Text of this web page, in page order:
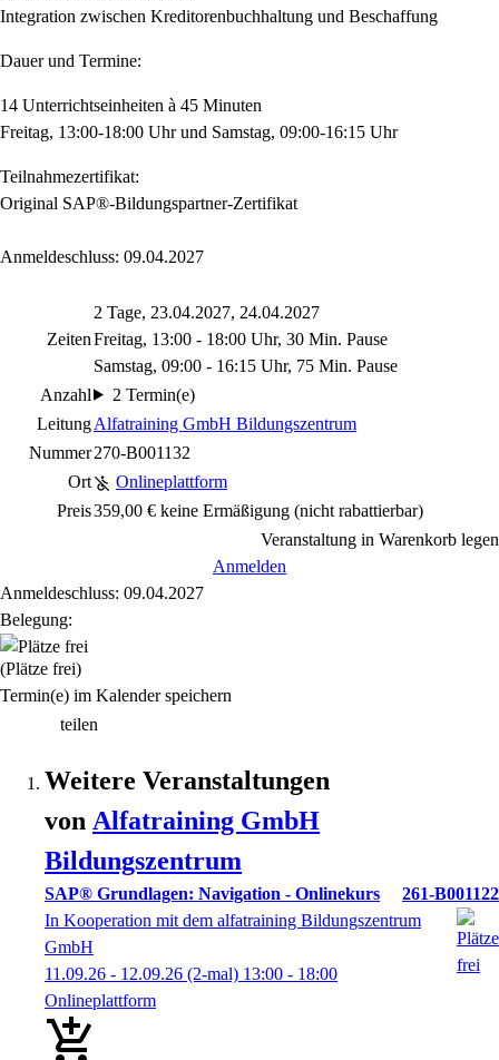
Integration zwischen Kreditorenbuchhaltung und Beschaffung
Dauer und Termine:
14 Unterrichtseinheiten à 45 Minuten
Freitag, 13:00-18:00 Uhr und Samstag, 09:00-16:15 Uhr
Teilnahmezertifikat:
Original SAP®-Bildungspartner-Zertifikat
Anmeldeschluss: 09.04.2027
Zeiten
2 Tage, 23.04.2027, 24.04.2027
Freitag, 13:00 - 18:00 Uhr, 30 Min. Pause
Samstag, 09:00 - 16:15 Uhr, 75 Min. Pause
Anzahl
2 Termin(e)
LeitungAlfatraining GmbH Bildungszentrum
Nummer270-B001132
Ort
Onlineplattform
Preis359,00 € keine Ermäßigung (nicht rabattierbar)
Veranstaltung in Warenkorb legen
Anmelden
Anmeldeschluss: 09.04.2027
Belegung:
(Plätze frei)
Termin(e) im Kalender speichern
teilen
Weitere Veranstaltungen
von Alfatraining GmbH
Bildungszentrum
SAP® Grundlagen: Navigation - Onlinekurs
261-B001122
In Kooperation mit dem alfatraining Bildungszentrum
GmbH
11.09.26 - 12.09.26 (2-mal) 13:00 - 18:00
Onlineplattform